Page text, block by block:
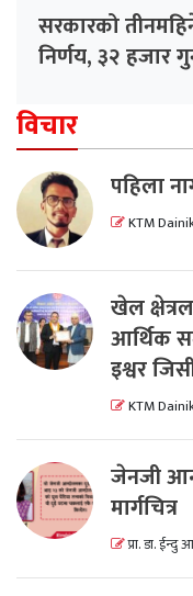
सरकारको
निर्णय, ३२ हजार
विचार
पहिला
KTM
खेल
आर्थिक
इश्वर
KTM
जेनजी
मार्गचित्र
प्रा. डा. ईन्दु